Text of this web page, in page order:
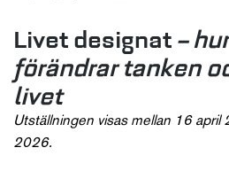
Livet designat –
förändrar tanken
livet
Utställningen visas mellan 16
2026.